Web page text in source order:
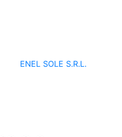
ENEL SOLE S.R.L.